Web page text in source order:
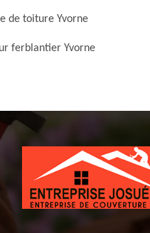
de toiture Yvorne
ferblantier Yvorne